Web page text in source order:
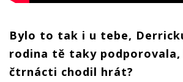
Bylo to tak i u tebe,
rodina tě taky podporovala,
čtrnácti chodil hrát?